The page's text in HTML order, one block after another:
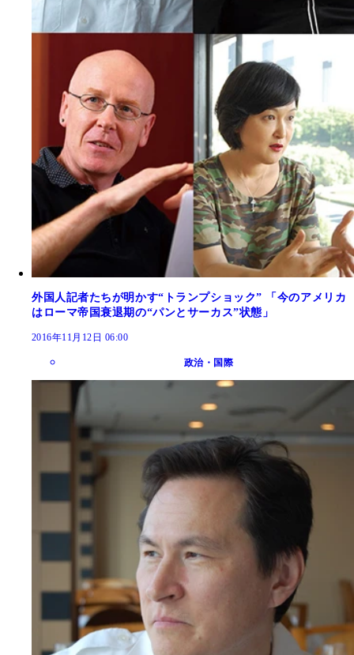
外国人記者たちが明かす“トランプショック” 「今のアメリカ
はローマ帝国衰退期の“パンとサーカス”状態」
2016年11月12日 06:00
政治・国際